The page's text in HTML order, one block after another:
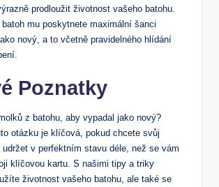
prodloužit životnost vašeho batohu.
mu poskytnete maximální šanci
nový, a to včetně pravidelného hlídání
Poznatky
z batohu, aby vypadal jako nový?
otázku je klíčová, pokud chcete svůj
udržet v‌ perfektním ‌stavu déle,⁣ než se vám
‍klíčovou kartu. S ⁤našimi ⁣tipy a triky
životnost vašeho batohu, ⁢ale⁢ také se